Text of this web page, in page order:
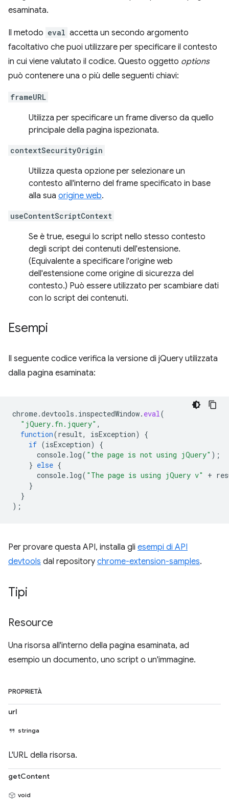
esaminata.
Il metodo eval accetta un secondo argomento
facoltativo che puoi utilizzare per specificare il contesto
in cui viene valutato il codice. Questo oggetto options
può contenere una o più delle seguenti chiavi:
frameURL
Utilizza per specificare un frame diverso da quello
principale della pagina ispezionata.
contextSecurityOrigin
Utilizza questa opzione per selezionare un
contesto all'interno del frame specificato in base
alla sua origine web.
useContentScriptContext
Se è true, esegui lo script nello stesso contesto
degli script dei contenuti dell'estensione.
(Equivalente a specificare l'origine web
dell'estensione come origine di sicurezza del
contesto.) Può essere utilizzato per scambiare dati
con lo script dei contenuti.
Esempi
Il seguente codice verifica la versione di jQuery utilizzata
dalla pagina esaminata:
chrome.devtools . inspectedWindow. eval(
"jQuery.fn.jquery" ,
function(result, isException)
{
if (isException)
{
console. log( "the page is not using jQuery" );
} else {
console. log( "The page is using jQuery v" +
}
}
);
Per provare questa API, installa gli esempi di API
devtools dal repository chrome-extension-samples.
Tipi
Resource
Una risorsa all'interno della pagina esaminata, ad
esempio un documento, uno script o un'immagine.
PROPRIETÀ
url
stringa
L'URL della risorsa.
getContent
void